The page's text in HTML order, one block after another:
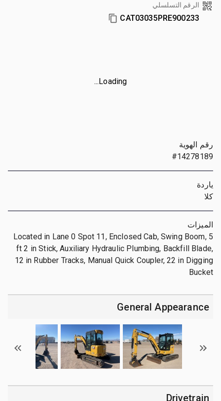
الرقم التسلسلي
CAT03035PRE900233
Loading...
رقم الهوية
#14278189
ياردة
كلا
الميزات
Located in Lane 0 Spot 11, Enclosed Cab, Swing Boom, 5
ft 2 in Stick, Auxiliary Hydraulic Plumbing, Backfill Blade,
12 in Rubber Tracks, Manual Quick Coupler, 22 in Digging
Bucket
General Appearance
Drivetrain